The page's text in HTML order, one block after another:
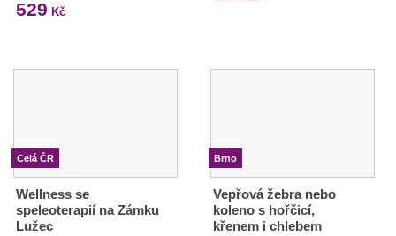
529 Kč
Celá ČR
Wellness se
speleoterapií na Zámku
Lužec
Brno
Vepřová žebra nebo
koleno s hořčicí,
křenem i chlebem